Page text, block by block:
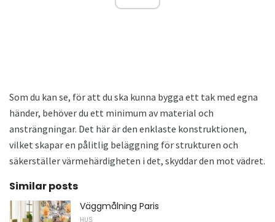
Som du kan se, för att du ska kunna bygga ett tak med egna
händer, behöver du ett minimum av material och
ansträngningar. Det här är den enklaste konstruktionen,
vilket skapar en pålitlig beläggning för strukturen och
säkerställer värmehärdigheten i det, skyddar den mot vädret.
Similar posts
Väggmålning Paris
HUS